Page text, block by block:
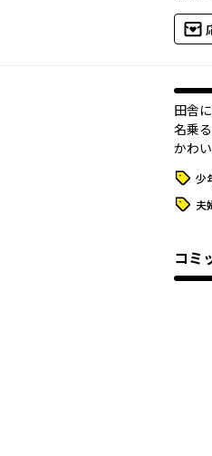
田舎
名乗
かわ
タグ 少
タグ 夫
コミ